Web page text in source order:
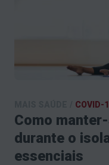
COVID-
Como
durante o
essenciais